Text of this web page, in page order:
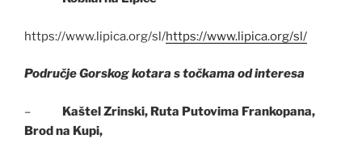
https://www.lipica.org/sl/https://www.lipica.org/sl/
Područje Gorskog kotara s točkama od interesa
– Kaštel Zrinski, Ruta Putovima Frankopana,
Brod na Kupi,